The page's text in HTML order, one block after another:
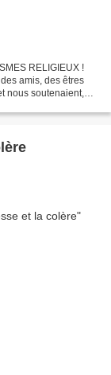
RELIGIEUX !
amis, des êtres
nous soutenaient,